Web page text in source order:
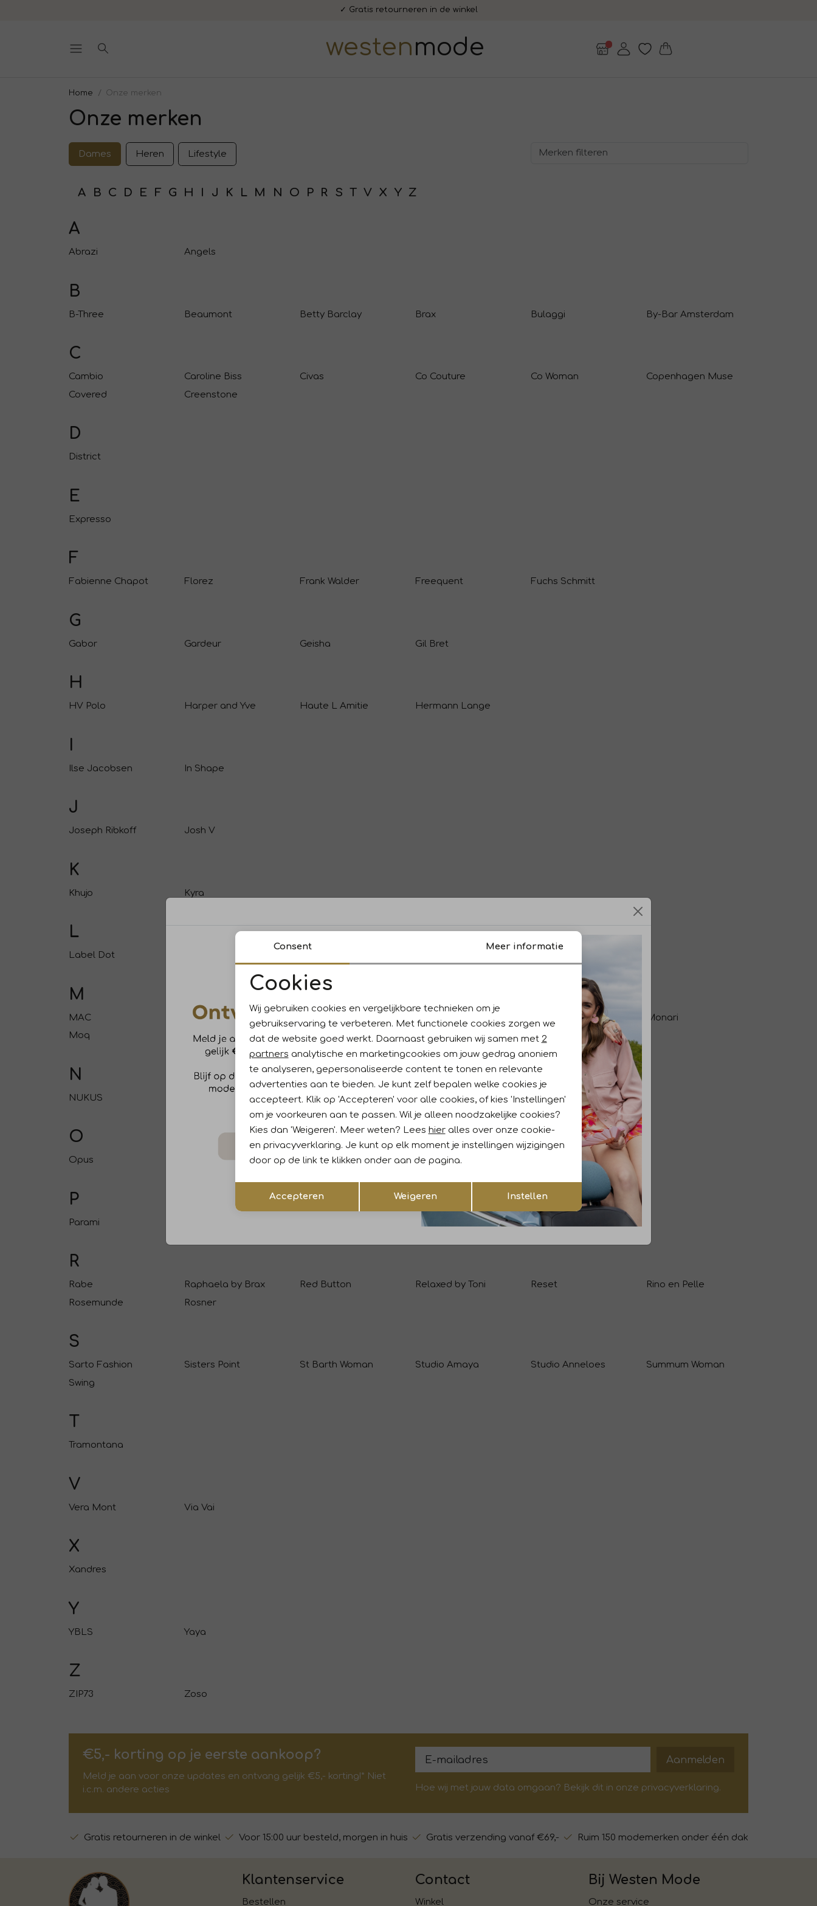
✓ Gratis retourneren in de winkel
westenmode
Home Onze merken
Onze merken
Dames Heren Lifestyle
A B C D E F G H J K L M N O P R S T V X Y Z
A
Abrazi Angels
B
B-Three Beaumont Betty Barclay Brax Bulaggi By-Bar Amsterdam
C
Cambio Caroline Biss Civas Co Couture Co Woman
Copenhagen Muse
Covered
Creenstone
D
District
E
Expresso
F
Fabienne Chapot Florez Frank Walder Freequent Fuchs Schmitt
G
Gabor Gardeur Geisha Gil Bret
H
HV Polo Harper and Yve Haute L Amitie Hermann Lange
I
Ilse Jacobsen In Shape
J
Joseph Ribkoff Josh V
K
Khujo Kyra
L
Label Dot
M
MAC ML Collections MarcCain Additions MarcCain Collections MarcCain Sports
Monari
Moq
Moscow
N
NUKUS Nikkie
O
Opus
P
Parami
R
Rabe Raphaela by Brax Red Button Relaxed by Toni Reset
Rino en Pelle
Rosemunde
Rosner
S
Sarto Fashion Sisters Point St Barth Woman Studio Amaya Studio Anneloes
Summum Woman
Swing
T
Tramontana
V
Vera Mont Via Vai
X
Xandres
Y
YBLS Yaya
Z
ZIP73 Zoso
€5,- korting op je eerste aankoop?
Meld je aan voor onze updates en ontvang gelijk €5,- korting!* Niet
i.c.m. andere acties
Aanmelden
Hoe wij met jouw data omgaan? Bekijk dit in onze privacyverklaring.
Gratis retourneren in de winkel Voor 15:00 uur besteld, morgen in huis Gratis verzending vanaf €69,- Ruim 150 modemerken onder één dak
Klantenservice
Bestellen
Contact
Winkel
Bij Westen Mode
Onze service
Noodzakelijke cookies
Analytische cookies Marketing cookies
Opslaan
Consent Meer informatie
Cookies
Wij gebruiken cookies en vergelijkbare technieken om je
gebruikservaring te verbeteren. Met functionele cookies zorgen we
dat de website goed werkt. Daarnaast gebruiken wij samen met 2
partners analytische en marketingcookies om jouw gedrag anoniem
te analyseren, gepersonaliseerde content te tonen en relevante
advertenties aan te bieden. Je kunt zelf bepalen welke cookies je
accepteert. Klik op 'Accepteren' voor alle cookies, of kies 'Instellingen'
om je voorkeuren aan te passen. Wil je alleen noodzakelijke cookies?
Kies dan 'Weigeren'. Meer weten? Lees hieralles over onze cookie-
en privacyverklaring. Je kunt op elk moment je instellingen wijzigingen
door op de link te klikken onder aan de pagina.
Accepteren Weigeren Instellen